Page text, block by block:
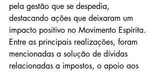
pela gestão que se despedia,
destacando ações que deixaram um
impacto positivo no Movimento Espírita.
Entre as principais realizações, foram
mencionadas a solução de dívidas
relacionadas a impostos, o apoio aos